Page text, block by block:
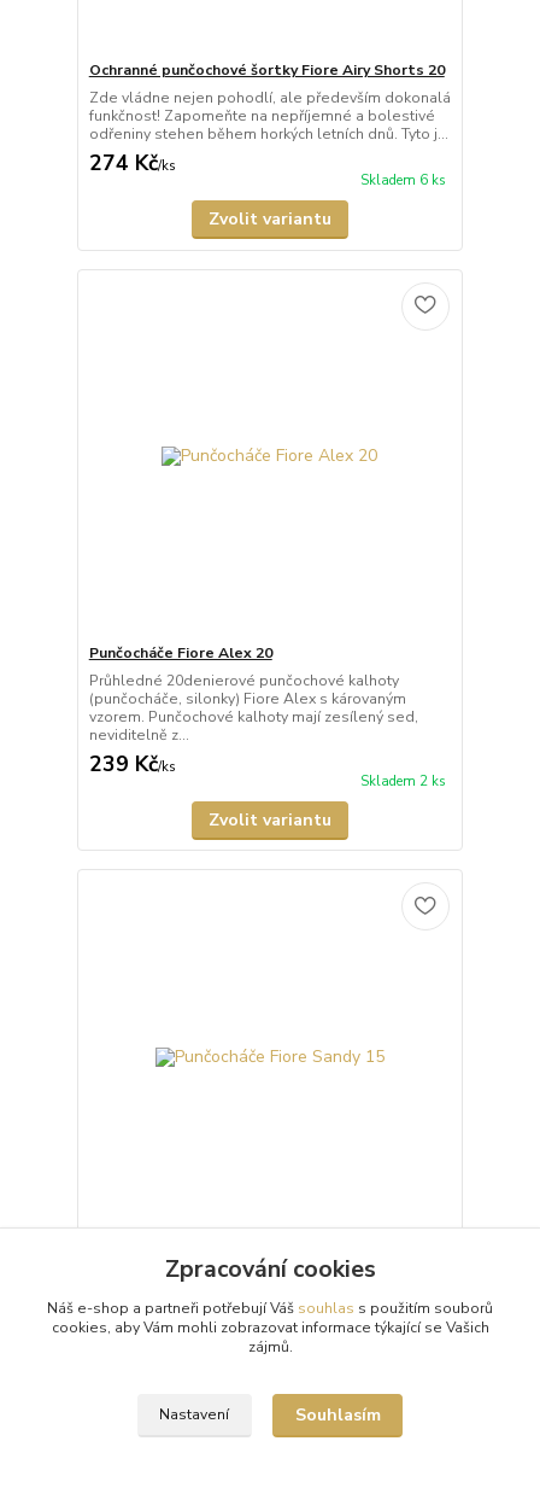
Ochranné punčochové šortky Fiore Airy Shorts 20
Zde vládne nejen pohodlí, ale především dokonalá
funkčnost! Zapomeňte na nepříjemné a bolestivé
odřeniny stehen během horkých letních dnů. Tyto j...
274 Kč/ks
Skladem 6 ks
Zvolit variantu
Punčocháče Fiore Alex 20
Průhledné 20denierové punčochové kalhoty
(punčocháče, silonky) Fiore Alex s károvaným
vzorem. Punčochové kalhoty mají zesílený sed,
neviditelně z...
239 Kč/ks
Skladem 2 ks
Zvolit variantu
Punčocháče Fiore Sandy 15
Průhledné 15denierové punčochové kalhoty
(punčocháče, silonky) Fiore Sandy se vzorem
diagonálních, rozmazaných teček. Punčochové
kalhoty mají nez...
Zvolit variantu
Zpracování cookies
Náš e-shop a partneři potřebují Váš souhlas s použitím souborů
cookies, aby Vám mohli zobrazovat informace týkající se Vašich
zájmů.
Nastavení Souhlasím